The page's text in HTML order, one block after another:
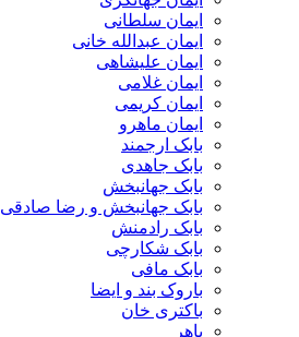
ایمان سلطانی
ایمان عبدالله خانی
ایمان علیشاهی
ایمان غلامی
ایمان کریمی
ایمان ماهرو
بابک ارجمند
بابک جاهدی
بابک جهانبخش
بابک جهانبخش و رضا صادقی
بابک رادمنش
بابک شکارچی
بابک مافی
باروک بند و ایضا
باکتری خان
باهر